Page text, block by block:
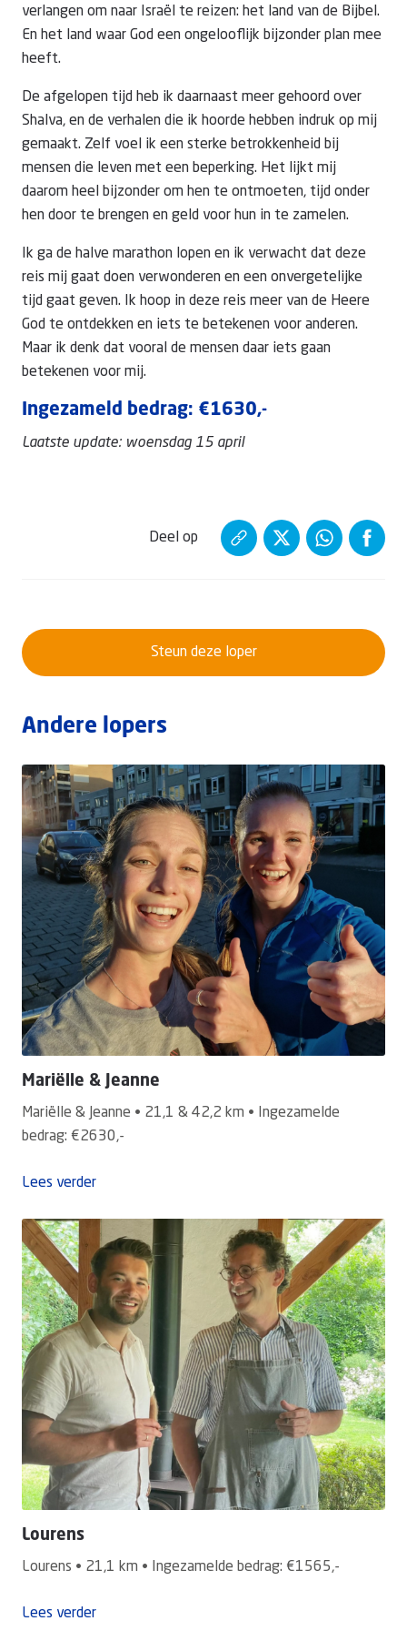
verlangen om naar Israël te reizen: het land van de Bijbel.
En het land waar God een ongelooflijk bijzonder plan mee
heeft.
De afgelopen tijd heb ik daarnaast meer gehoord over
Shalva, en de verhalen die ik hoorde hebben indruk op mij
gemaakt. Zelf voel ik een sterke betrokkenheid bij
mensen die leven met een beperking. Het lijkt mij
daarom heel bijzonder om hen te ontmoeten, tijd onder
hen door te brengen en geld voor hun in te zamelen.
Ik ga de halve marathon lopen en ik verwacht dat deze
reis mij gaat doen verwonderen en een onvergetelijke
tijd gaat geven. Ik hoop in deze reis meer van de Heere
God te ontdekken en iets te betekenen voor anderen.
Maar ik denk dat vooral de mensen daar iets gaan
betekenen voor mij.
Ingezameld bedrag: €1630,-
Laatste update: woensdag 15 april
Steun deze loper
Deel op
Andere lopers
Mariëlle & Jeanne
Mariëlle & Jeanne • 21,1 & 42,2 km • Ingezamelde
bedrag: €2630,-
Lees verder
Lourens
Lourens • 21,1 km • Ingezamelde bedrag: €1565,-
Lees verder